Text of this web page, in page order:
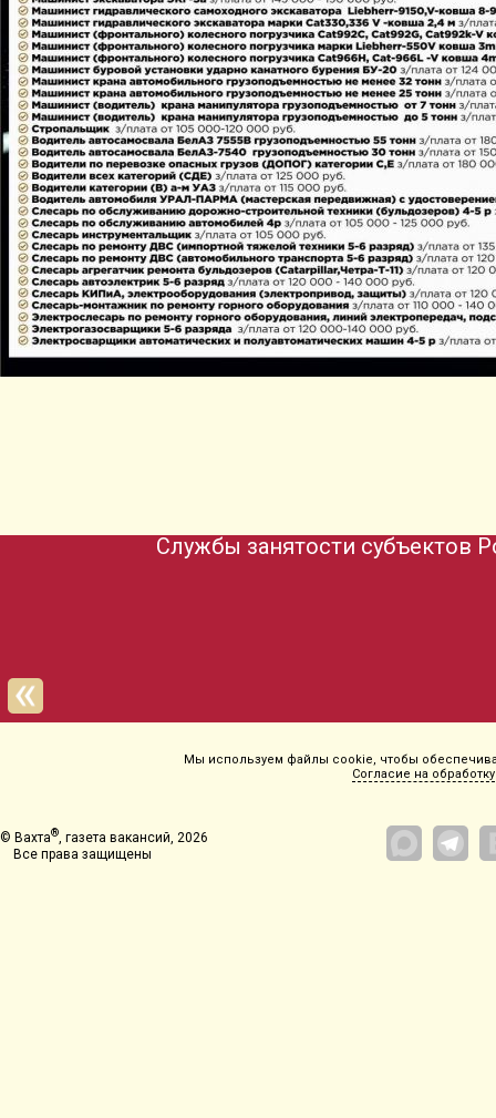
Службы занятости субъектов
Мы используем файлы cookie, чтобы
Согласие на обработку
© Вахта® , газета вакансий, 2026
Все права защищены